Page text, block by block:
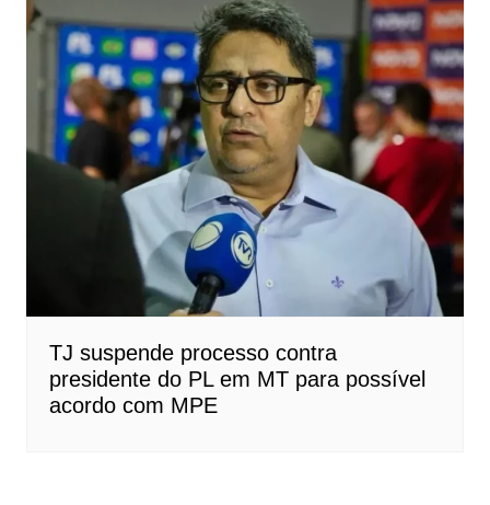
TJ suspende processo contra
presidente do PL em MT para possível
acordo com MPE